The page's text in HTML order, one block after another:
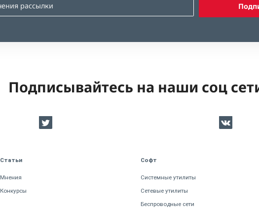
Подписывайтесь на наши соц
Статьи
Мнения
Конкурсы
Софт
Системные утилиты
Сетевые утилиты
Беспроводные сети